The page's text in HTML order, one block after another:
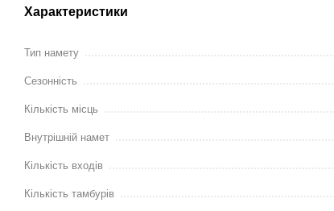
Характеристики
Тип намету
Сезонність
Кількість місць
Внутрішній намет
Кількість входів
Кількість тамбурів